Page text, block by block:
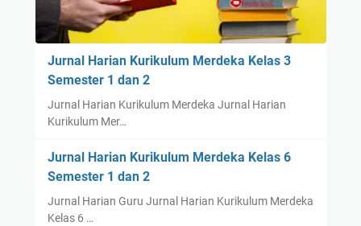
Jurnal Harian Kurikulum Merdeka Kelas 3
Semester 1 dan 2
Jurnal Harian Kurikulum Merdeka Jurnal Harian
Kurikulum Mer…
Jurnal Harian Kurikulum Merdeka Kelas 6
Semester 1 dan 2
Jurnal Harian Guru Jurnal Harian Kurikulum Merdeka
Kelas 6 …